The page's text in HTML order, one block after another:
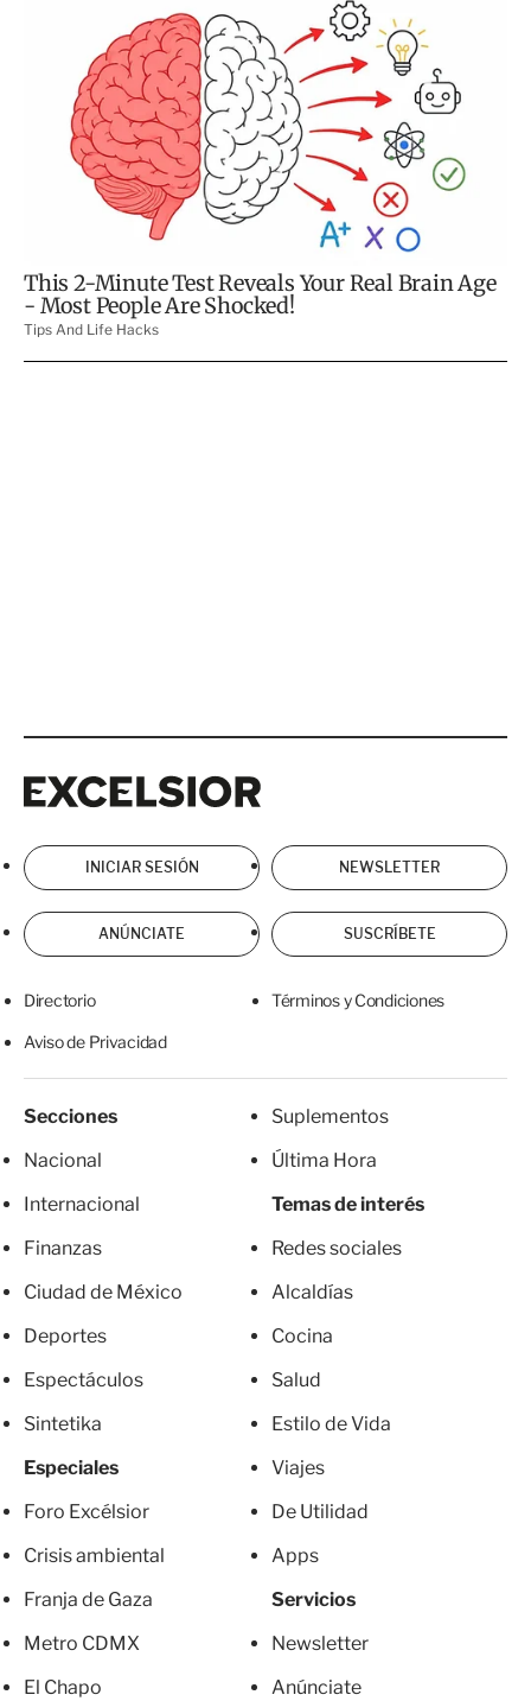
INICIAR SESIÓN NEWSLETTER
ANÚNCIATE SUSCRÍBETE
Directorio Términos y Condiciones
Aviso de Privacidad
Secciones
Nacional
Internacional
Finanzas
Ciudad de México
Deportes
Espectáculos
Sintetika
Especiales
Foro Excélsior
Crisis ambiental
Franja de Gaza
Metro CDMX
El Chapo
Suplementos
Última Hora
Temas de interés
Redes sociales
Alcaldías
Cocina
Salud
Estilo de Vida
Viajes
De Utilidad
Apps
Servicios
Newsletter
Anúnciate